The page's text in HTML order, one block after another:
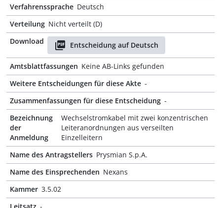
Verfahrenssprache Deutsch
Verteilung Nicht verteilt (D)
Download
Entscheidung auf Deutsch
Amtsblattfassungen Keine AB-Links gefunden
Weitere Entscheidungen für diese Akte -
Zusammenfassungen für diese Entscheidung -
Bezeichnung
der
Anmeldung
Wechselstromkabel mit zwei konzentrischen
Leiteranordnungen aus verseilten
Einzelleitern
Name des Antragstellers Prysmian S.p.A.
Name des Einsprechenden Nexans
Kammer 3.5.02